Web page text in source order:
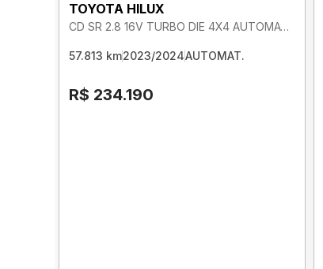
TOYOTA HILUX
CD SR 2.8 16V TURBO DIE 4X4 AUTOMATICO
57.813 km2023/2024AUTOMAT.
R$ 234.190